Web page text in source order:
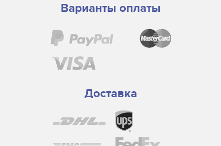
SkyJet
Spuhl Virtu
Teckwin
Truepress
Uviterno
Варианты оплаты
Доставка